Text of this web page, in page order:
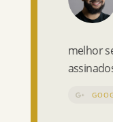
melhor